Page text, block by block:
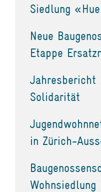
Siedlung
Neue
Etappe
Jahresbericht
Solidarität
in Zürich-